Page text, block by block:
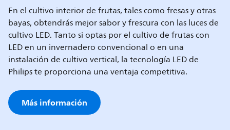
En el cultivo interior de frutas, tales como fresas y otras
bayas, obtendrás mejor sabor y frescura con las luces de
cultivo LED. Tanto si optas por el cultivo de frutas con
LED en un invernadero convencional o en una
instalación de cultivo vertical, la tecnología LED de
Philips te proporciona una ventaja competitiva.
Más información